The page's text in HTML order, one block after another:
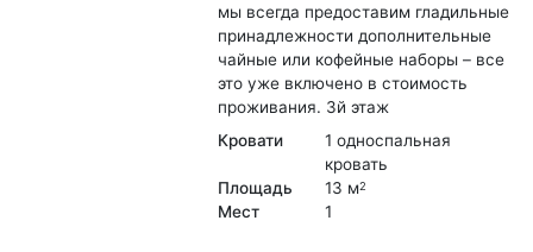
мы всегда предоставим гладильные
принадлежности дополнительные
чайные или кофейные наборы – все
это уже включено в стоимость
проживания. 3й этаж
Кровати
1 односпальная
кровать
Площадь
13 м2
Мест 1